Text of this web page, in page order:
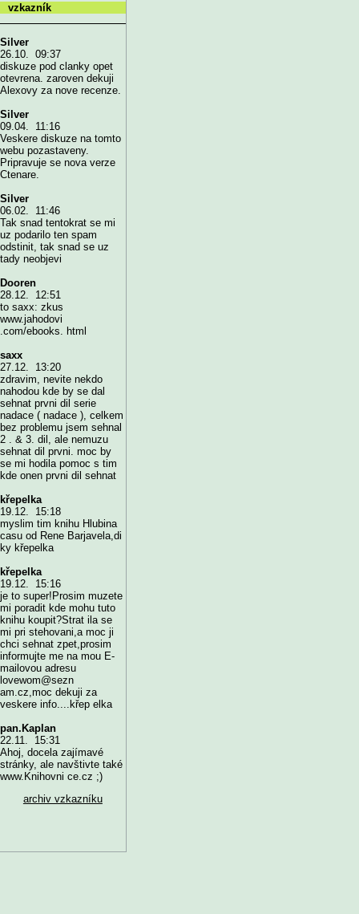
vzkazník
Silver
26.10. 09:37
diskuze pod clanky opet
otevrena. zaroven dekuji
Alexovy za nove recenze.
Silver
09.04. 11:16
Veskere diskuze na tomto
webu pozastaveny.
Pripravuje se nova verze
Ctenare.
Silver
06.02. 11:46
Tak snad tentokrat se mi
uz podarilo ten spam
odstinit, tak snad se uz
tady neobjevi
Dooren
28.12. 12:51
to saxx: zkus
www.jahodovi
.com/ebooks. html
saxx
27.12. 13:20
zdravim, nevite nekdo
nahodou kde by se dal
sehnat prvni dil serie
nadace ( nadace ), celkem
bez problemu jsem sehnal
2 . & 3. dil, ale nemuzu
sehnat dil prvni. moc by
se mi hodila pomoc s tim
kde onen prvni dil sehnat
křepelka
19.12. 15:18
myslim tim knihu Hlubina
casu od Rene Barjavela,di
ky křepelka
křepelka
19.12. 15:16
je to super!Prosim muzete
mi poradit kde mohu tuto
knihu koupit?Strat ila se
mi pri stehovani,a moc ji
chci sehnat zpet,prosim
informujte me na mou E-
mailovou adresu
lovewom@sezn
am.cz,moc dekuji za
veskere info....křep elka
pan.Kaplan
22.11. 15:31
Ahoj, docela zajímavé
stránky, ale navštivte také
www.Knihovni ce.cz ;)
archiv vzkazníku